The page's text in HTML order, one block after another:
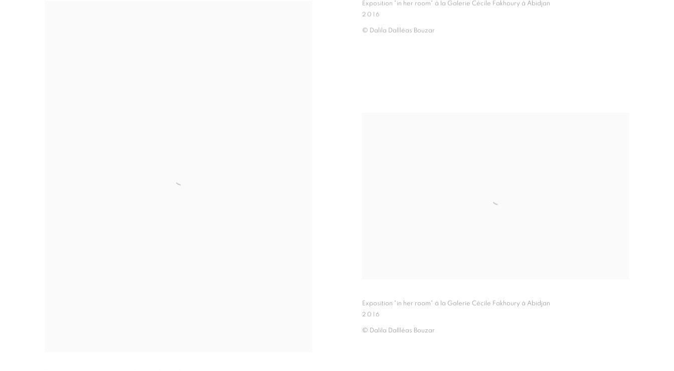
Exposition "in her room" à la Galerie Cécile Fakhoury à Abidjan
2016
© Dalila Dallléas Bouzar
Exposition "in her room" à la Galerie Cécile Fakhoury à Abidjan
2016
© Dalila Dallléas Bouzar